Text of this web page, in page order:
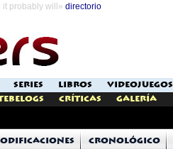
it probably will» directorio
SERIES LIBROS VIDEOJUEGOS
Críticas Galería
Cronológico